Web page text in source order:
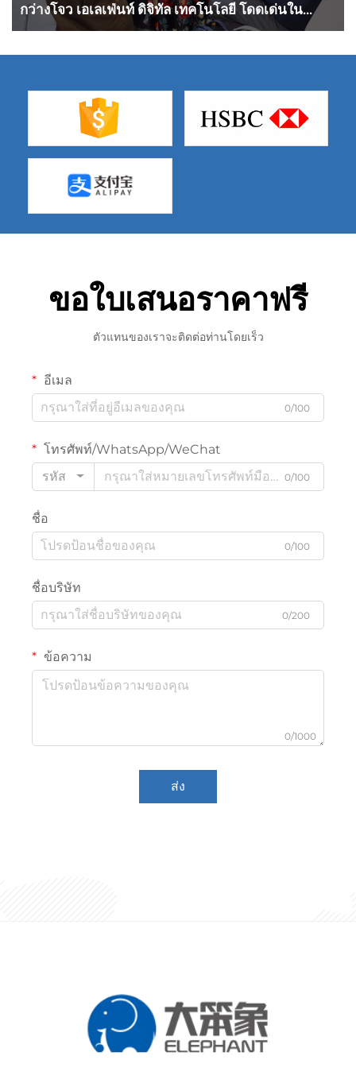
กว่างโจว เอเลเฟ่นท์ ดิจิทัล เทคโนโลยี โดดเด่นใน...
ขอใบเสนอราคาฟรี
ตัวแทนของเราจะติดต่อท่านโดยเร็ว
อีเมล
0/100
โทรศัพท์/WhatsApp/WeChat
รหัส
0/100
ชื่อ
0/100
ชื่อบริษัท
0/200
ข้อความ
0/1000
ส่ง